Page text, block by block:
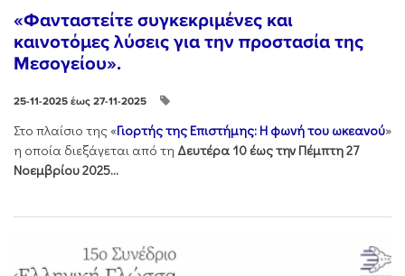
«Φανταστείτε συγκεκριμένες και
καινοτόμες λύσεις για την προστασία της
Μεσογείου».
25-11-2025 έως 27-11-2025
Στo πλαίσιo της «Γιορτής της Επιστήμης: Η φωνή του ωκεανού»
η οποία διεξάγεται από τη Δευτέρα 10 έως την Πέμπτη 27
Νοεμβρίου 2025...